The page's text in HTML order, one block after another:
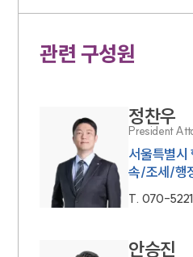
뉴스레터/브
대륜법률
대륜법률
관련 구성원
정찬우
President
서울특별시
속/조세/행
T. 070-
안승진